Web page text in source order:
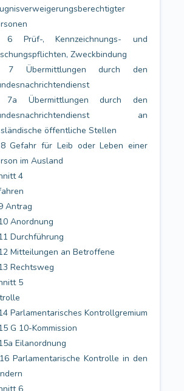
Prüf-, Kennzeichnungs- und
Zweckbindung
Übermittlungen durch den
Übermittlungen durch den
an
öffentliche Stellen
Gefahr für Leib oder Leben einer
im Ausland
4
Antrag
Anordnung
Durchführung
Mitteilungen an Betroffene
Rechtsweg
5
Parlamentarisches Kontrollgremium
G 10-Kommission
Eilanordnung
Parlamentarische Kontrolle in den